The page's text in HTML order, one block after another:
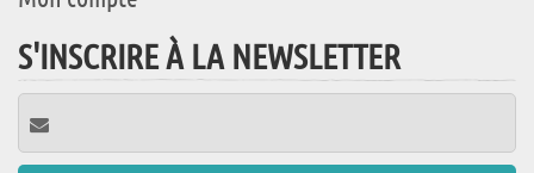
S'INSCRIRE À LA NEWSLETTER